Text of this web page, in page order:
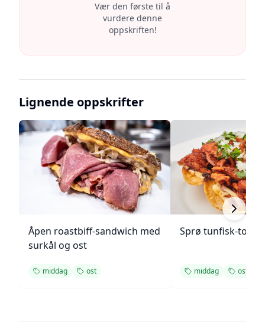
Vær den første til å
vurdere denne
oppskriften!
Lignende oppskrifter
Åpen roastbiff-sandwich med
surkål og ost
middag ost
Sprø tunfisk-
middag ost